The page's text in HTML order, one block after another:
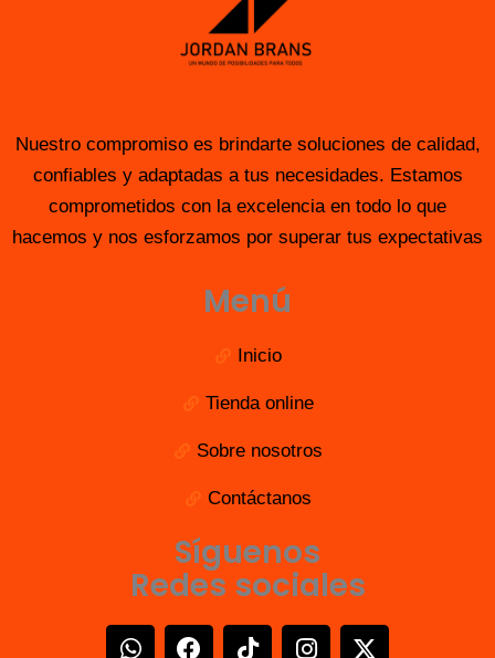
Nuestro compromiso es brindarte soluciones de calidad,
confiables y adaptadas a tus necesidades. Estamos
comprometidos con la excelencia en todo lo que
hacemos y nos esforzamos por superar tus expectativas
Menú
Inicio
Tienda online
Sobre nosotros
Contáctanos
Síguenos
Redes sociales
W
F
T
I
X